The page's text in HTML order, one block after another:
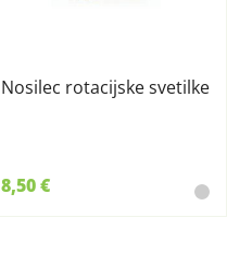
Nosilec rotacijske svetilke
8,50 €